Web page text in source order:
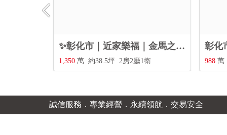
✨彰化市｜近家樂福｜金馬之櫻全新2房+車位❤️
1,350 萬 約38.5坪 2房2廳1衛 988 萬
誠信服務．專業經營．永續領航．交易安全